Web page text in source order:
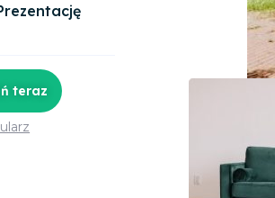
teraz